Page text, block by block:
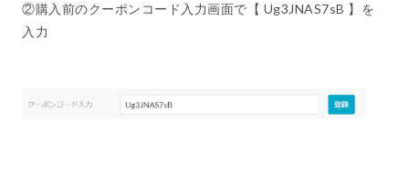
②購入前のクーポンコード入力画面で【 Ug3JNAS7sB 】を
入力